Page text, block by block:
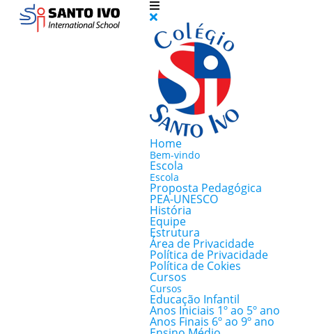
Home
Bem-vindo
Escola
Escola
Proposta Pedagógica
PEA-UNESCO
História
Equipe
Estrutura
Área de Privacidade
Política de Privacidade
Política de Cokies
Cursos
Cursos
Educação Infantil
Anos Iniciais 1º ao 5º ano
Anos Finais 6º ao 9º ano